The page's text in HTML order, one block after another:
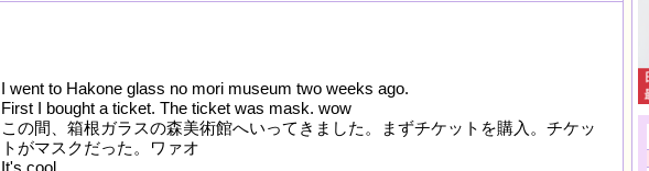
I went to Hakone glass no mori museum two weeks ago.
First I bought a ticket. The ticket was mask. wow
この間、箱根ガラスの森美術館へいってきました。まずチケットを購入。チケッ
トがマスクだった。ワァオ
It's cool.